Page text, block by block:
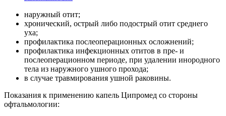
наружный отит;
хронический, острый либо подострый отит среднего
уха;
профилактика послеоперационных осложнений;
профилактика инфекционных отитов в пре- и
послеоперационном периоде, при удалении инородного
тела из наружного ушного прохода;
в случае травмирования ушной раковины.
Показания к применению капель Ципромед со стороны
офтальмологии: